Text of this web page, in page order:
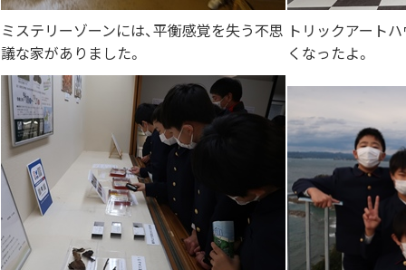
ミステリーゾーンには、平衡感覚を失う不思
議な家がありました。
トリックアート
くなったよ。